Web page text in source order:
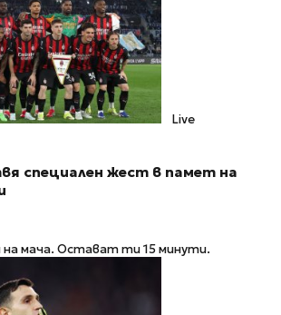
Live
специален жест в памет на
на мача. Остават ти 15 минути.